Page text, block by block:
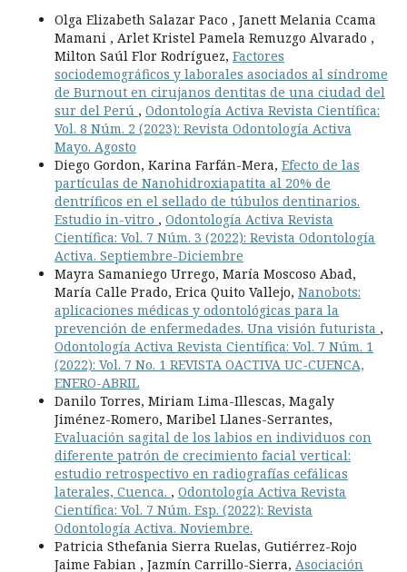
Olga Elizabeth Salazar Paco , Janett Melania Ccama
Mamani , Arlet Kristel Pamela Remuzgo Alvarado ,
Milton Saúl Flor Rodríguez, Factores
sociodemográficos y laborales asociados al síndrome
de Burnout en cirujanos dentitas de una ciudad del
sur del Perú , Odontología Activa Revista Científica:
Vol. 8 Núm. 2 (2023): Revista Odontología Activa
Mayo. Agosto
Diego Gordon, Karina Farfán-Mera, Efecto de las
partículas de Nanohidroxiapatita al 20% de
dentríficos en el sellado de túbulos dentinarios.
Estudio in-vitro , Odontología Activa Revista
Científica: Vol. 7 Núm. 3 (2022): Revista Odontología
Activa. Septiembre-Diciembre
Mayra Samaniego Urrego, María Moscoso Abad,
María Calle Prado, Erica Quito Vallejo, Nanobots:
aplicaciones médicas y odontológicas para la
prevención de enfermedades. Una visión futurista ,
Odontología Activa Revista Científica: Vol. 7 Núm. 1
(2022): Vol. 7 No. 1 REVISTA OACTIVA UC-CUENCA,
ENERO-ABRIL
Danilo Torres, Miriam Lima-Illescas, Magaly
Jiménez-Romero, Maribel Llanes-Serrantes,
Evaluación sagital de los labios en individuos con
diferente patrón de crecimiento facial vertical:
estudio retrospectivo en radiografías cefálicas
laterales, Cuenca. , Odontología Activa Revista
Científica: Vol. 7 Núm. Esp. (2022): Revista
Odontología Activa. Noviembre.
Patricia Sthefania Sierra Ruelas, Gutiérrez-Rojo
Jaime Fabian , Jazmín Carrillo-Sierra, Asociación